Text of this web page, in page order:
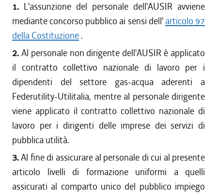
1. L'assunzione del personale dell'AUSIR avviene
mediante concorso pubblico ai sensi dell' articolo 97
della Costituzione .
2. Al personale non dirigente dell'AUSIR è applicato
il contratto collettivo nazionale di lavoro per i
dipendenti del settore gas-acqua aderenti a
Federutility-Utilitalia, mentre al personale dirigente
viene applicato il contratto collettivo nazionale di
lavoro per i dirigenti delle imprese dei servizi di
pubblica utilità.
3.Al fine di assicurare al personale di cui al presente
articolo livelli di formazione uniformi a quelli
assicurati al comparto unico del pubblico impiego